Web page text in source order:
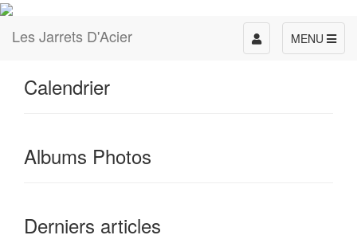
Les Jarrets D'Acier MENU
Toggle
navigation
Calendrier
Albums Photos
Derniers articles